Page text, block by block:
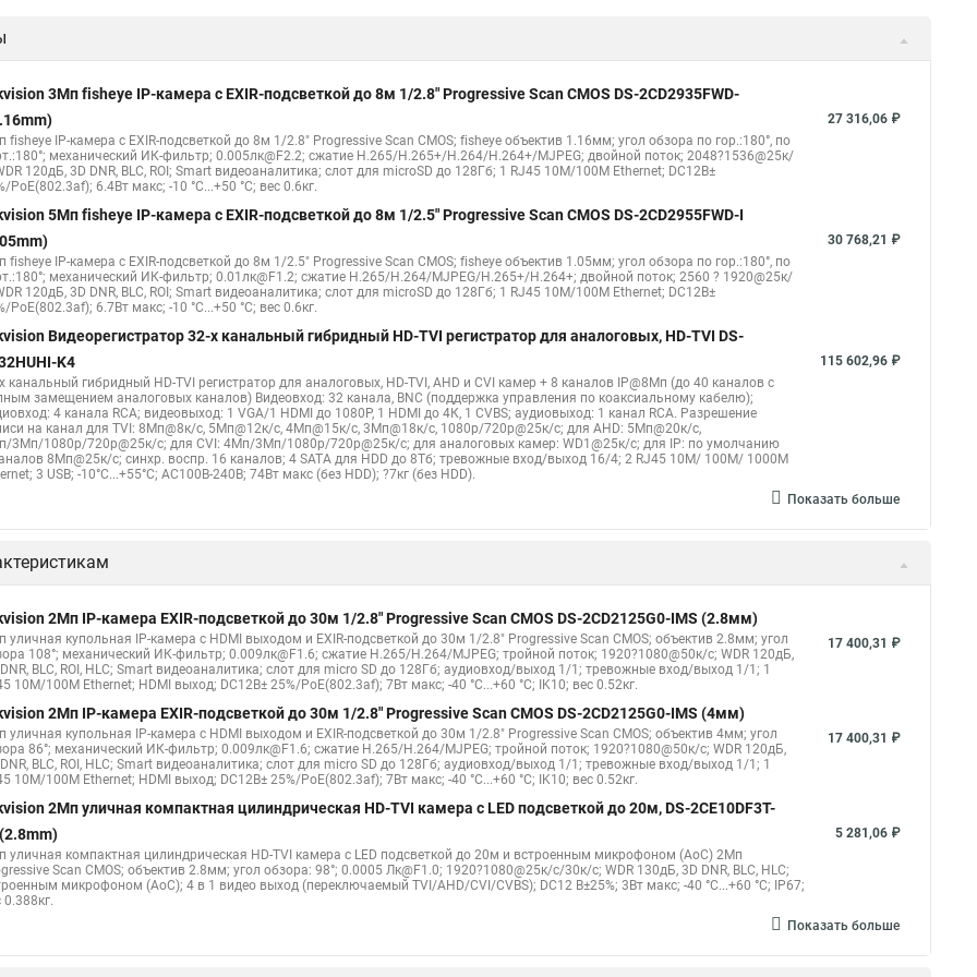
Poe камера
Видеокамеры hikvision ds Видеокамера hikvision hiwatch
Hikvision камера ds 2cd2023g0 i Купольная камера Уличная камера Hikvision ip camera
Hikvision купольная Нikvision микрофон
3Мп fisheye IP-камера c EXIR-подсветкой до 8м 1/2.8" Progressive Scan CMOS DS-2CD2935FWD-
fisheye IP-камера c EXIR-подсветкой до 8м 1/2.8" Progressive Scan CMOS; fisheye объектив 1.16мм; угол обзора по гор.:180°, по
механический ИК-фильтр; 0.005лк@F2.2; сжатие H.265/H.265+/H.264/H.264+/MJPEG; двойной поток; 2048?1536@25к/
120дБ, 3D DNR, BLC, ROI; Smart видеоаналитика; слот для microSD до 128Гб; 1 RJ45 10M/100M Ethernet; DC12В±
PoE(802.3af); 6.4Вт макс; -10 °C...+50 °C; вес 0.6кг.
27 316,06 ₽
5Мп fisheye IP-камера c EXIR-подсветкой до 8м 1/2.5" Progressive Scan CMOS DS-2CD2955FWD-I
fisheye IP-камера c EXIR-подсветкой до 8м 1/2.5" Progressive Scan CMOS; fisheye объектив 1.05мм; угол обзора по гор.:180°, по
механический ИК-фильтр; 0.01лк@F1.2; сжатие H.265/H.264/MJPEG/H.265+/H.264+; двойной поток; 2560 ? 1920@25к/
120дБ, 3D DNR, BLC, ROI; Smart видеоаналитика; слот для microSD до 128Гб; 1 RJ45 10M/100M Ethernet; DC12В±
PoE(802.3af); 6.7Вт макс; -10 °C...+50 °C; вес 0.6кг.
30 768,21 ₽
Видеорегистратор 32-х канальный гибридный HD-TVI регистратор для аналоговых, HD-TVI DS-
K4
канальный гибридный HD-TVI регистратор для аналоговых, HD-TVI, AHD и CVI камер + 8 каналов IP@8Мп (до 40 каналов с
замещением аналоговых каналов) Видеовход: 32 канала, BNC (поддержка управления по коаксиальному кабелю);
4 канала RCA; видеовыход: 1 VGA/1 HDMI до 1080Р, 1 HDMI до 4К, 1 CVBS; аудиовыход: 1 канал RCA. Разрешение
на канал для TVI: 8Мп@8к/с, 5Мп@12к/с, 4Мп@15к/с, 3Мп@18к/с, 1080p/720p@25к/с; для AHD: 5Мп@20к/с,
3Мп/1080p/720p@25к/с; для CVI: 4Мп/3Мп/1080p/720p@25к/с; для аналоговых камер: WD1@25к/с; для IP: по умолчанию
8Мп@25к/с; синхр. воспр. 16 каналов; 4 SATA для HDD до 8Тб; тревожные вход/выход 16/4; 2 RJ45 10M/ 100M/ 1000М
3 USB; -10°C...+55°C; АC100В-240В; 74Вт макс (без HDD); ?7кг (без HDD).
115 602,96 ₽
Показать больше
2Мп IP-камера EXIR-подсветкой до 30м 1/2.8" Progressive Scan CMOS DS-2CD2125G0-IMS (2.8мм)
уличная купольная IP-камера с HDMI выходом и EXIR-подсветкой до 30м 1/2.8" Progressive Scan CMOS; объектив 2.8мм; угол
108°; механический ИК-фильтр; 0.009лк@F1.6; сжатие H.265/H.264/MJPEG; тройной поток; 1920?1080@50к/с; WDR 120дБ,
BLC, ROI, HLC; Smart видеоаналитика; слот для micro SD до 128Гб; аудиовход/выход 1/1; тревожные вход/выход 1/1; 1
10M/100M Ethernet; HDMI выход; DC12В± 25%/PoE(802.3af); 7Вт макс; -40 °C...+60 °C; IK10; вес 0.52кг.
17 400,31 ₽
2Мп IP-камера EXIR-подсветкой до 30м 1/2.8" Progressive Scan CMOS DS-2CD2125G0-IMS (4мм)
уличная купольная IP-камера с HDMI выходом и EXIR-подсветкой до 30м 1/2.8" Progressive Scan CMOS; объектив 4мм; угол
86°; механический ИК-фильтр; 0.009лк@F1.6; сжатие H.265/H.264/MJPEG; тройной поток; 1920?1080@50к/с; WDR 120дБ,
BLC, ROI, HLC; Smart видеоаналитика; слот для micro SD до 128Гб; аудиовход/выход 1/1; тревожные вход/выход 1/1; 1
10M/100M Ethernet; HDMI выход; DC12В± 25%/PoE(802.3af); 7Вт макс; -40 °C...+60 °C; IK10; вес 0.52кг.
17 400,31 ₽
2Мп уличная компактная цилиндрическая HD-TVI камера с LED подсветкой до 20м, DS-2CE10DF3T-
уличная компактная цилиндрическая HD-TVI камера с LED подсветкой до 20м и встроенным микрофоном (AoC) 2Мп
Scan CMOS; объектив 2.8мм; угол обзора: 98°; 0.0005 Лк@F1.0; 1920?1080@25к/с/30к/с; WDR 130дБ, 3D DNR, BLC, HLC;
микрофоном (AoC); 4 в 1 видео выход (переключаемый TVI/AHD/CVI/CVBS); DC12 В±25%; 3Вт макс; -40 °C...+60 °C; IP67;
0.388кг.
5 281,06 ₽
Показать больше